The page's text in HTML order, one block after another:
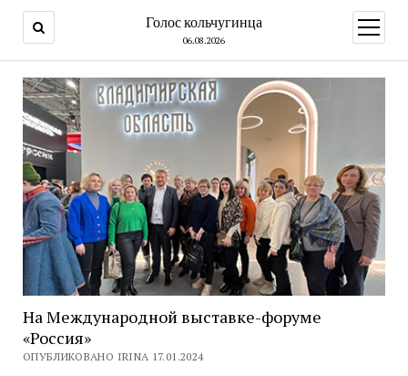
Голос кольчугинца
06.08.2026
меню
На Международной выставке-форуме
«Россия»
ОПУБЛИКОВАНО IRINA 17.01.2024